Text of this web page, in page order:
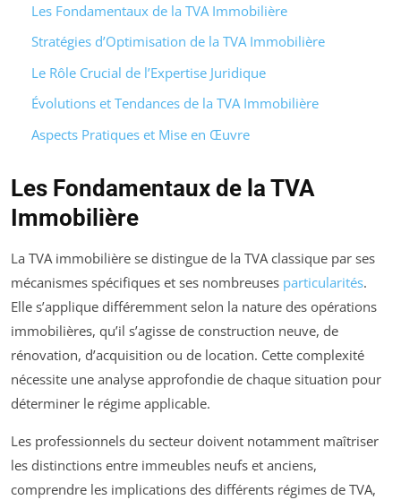
Les Fondamentaux de la TVA Immobilière
Stratégies d’Optimisation de la TVA Immobilière
Le Rôle Crucial de l’Expertise Juridique
Évolutions et Tendances de la TVA Immobilière
Aspects Pratiques et Mise en Œuvre
Les Fondamentaux de la TVA
Immobilière
La TVA immobilière se distingue de la TVA classique par ses
mécanismes spécifiques et ses nombreuses particularités.
Elle s’applique différemment selon la nature des opérations
immobilières, qu’il s’agisse de construction neuve, de
rénovation, d’acquisition ou de location. Cette complexité
nécessite une analyse approfondie de chaque situation pour
déterminer le régime applicable.
Les professionnels du secteur doivent notamment maîtriser
les distinctions entre immeubles neufs et anciens,
comprendre les implications des différents régimes de TVA,